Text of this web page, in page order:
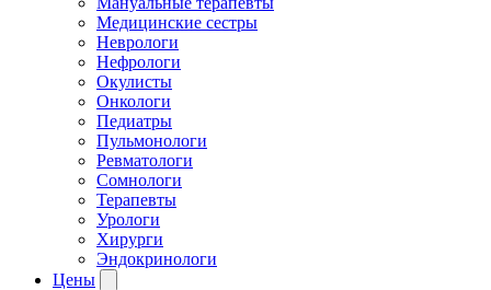
Медицинские сестры
Неврологи
Нефрологи
Окулисты
Онкологи
Педиатры
Пульмонологи
Ревматологи
Сомнологи
Терапевты
Урологи
Хирурги
Эндокринологи
Цены